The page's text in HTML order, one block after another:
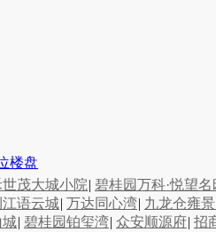
楼盘
茂大城小院| 碧桂园万科·悦望名
语云城| 万达同心湾| 九龙仓雍
城| 碧桂园铂玺湾| 众安顺源府| 招